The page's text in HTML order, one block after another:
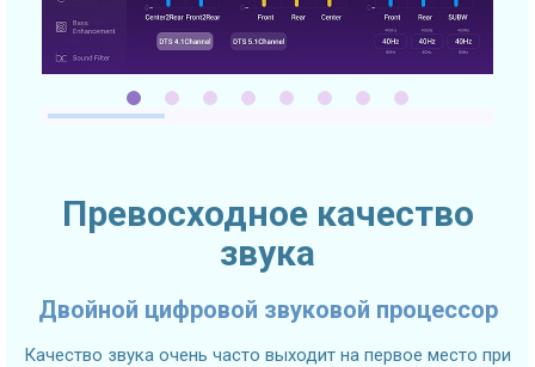
Превосходное качество
звука
Двойной цифровой звуковой процессор
Качество звука очень часто выходит на первое место при